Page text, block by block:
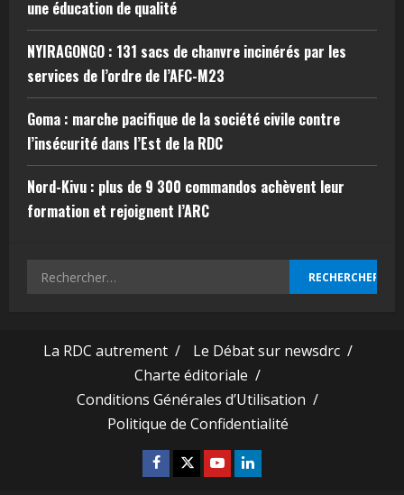
une éducation de qualité
NYIRAGONGO : 131 sacs de chanvre incinérés par les
services de l’ordre de l’AFC-M23
Goma : marche pacifique de la société civile contre
l’insécurité dans l’Est de la RDC
Nord-Kivu : plus de 9 300 commandos achèvent leur
formation et rejoignent l’ARC
La RDC autrement /
Le Débat sur newsdrc /
Charte éditoriale /
Conditions Générales d’Utilisation /
Politique de Confidentialité